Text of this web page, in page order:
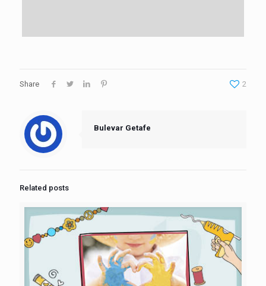
Share 2
Bulevar Getafe
Related posts